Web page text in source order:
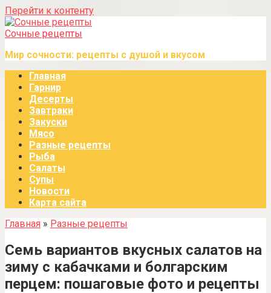
Перейти к контенту
Сочные рецепты
Мир сочности: рецепты с душой и вкусом
Главная
Гарнир
Десерты
Завтраки
Закуски
Мясо
Разные рецепты
Рыба
Салаты
Супы
Новости
Карта сайта
Главная » Разные рецепты
Семь вариантов вкусных салатов на
зиму с кабачками и болгарским
перцем: пошаговые фото и рецепты